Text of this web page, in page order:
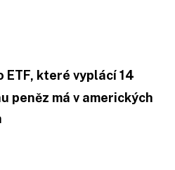
ETF, které vyplácí 14
peněz má v amerických